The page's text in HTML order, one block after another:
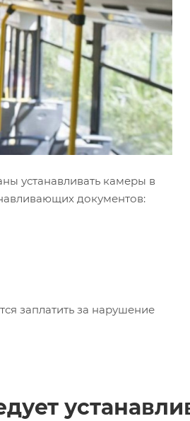
устанавливать камеры в
документов:
заплатить за нарушение